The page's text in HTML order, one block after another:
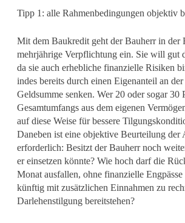
Tipp 1: alle Rahmenbedingungen objektiv
Mit dem Baukredit geht der Bauherr in der
mehrjährige Verpflichtung ein. Sie will gut
da sie auch erhebliche finanzielle Risiken
indes bereits durch einen Eigenanteil an
Geldsumme senken. Wer 20 oder sogar 30
Gesamtumfangs aus dem eigenen
auf diese Weise für bessere
Daneben ist eine objektive Beurteilung der
erforderlich: Besitzt der Bauherr noch
er einsetzen könnte? Wie hoch darf die
Monat ausfallen, ohne finanzielle Engpässe
künftig mit zusätzlichen Einnahmen zu
Darlehenstilgung bereitstehen?